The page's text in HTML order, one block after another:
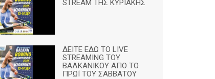
STREAM ΤΗΣ ΚΥΡΙΑΚΗΣ
ΔΕΙΤΕ ΕΔΩ ΤΟ LIVE
STREAMING TOY
ΒΑΛΚΑΝΙΚΟΥ ΑΠΟ ΤΟ
ΠΡΩΪ ΤΟΥ ΣΑΒΒΑΤΟΥ